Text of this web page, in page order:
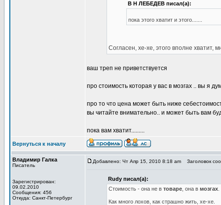
В Н ЛЕБЕДЕВ писал(а):
пока этого хватит и этого.......
Согласен, хе-хе, этого вполне хватит,
ваш треп не приветствуется
про стоимость которая у вас в мозгах .. вы я
про то что цена может быть ниже
вы читайте внимательно.. и может быть вам
пока вам хватит.........
Вернуться к началу
Владимир Галка
Писатель
Зарегистрирован:
09.02.2010
Сообщения: 456
Откуда: Санкт-Петербург
Добавлено: Чт Апр 15, 2010 8:18 am Заголовок
Rudy писал(а):
Стоимость - она не в товаре , она в мозгах
Как много лохов, как страшно жить, хе-хе.